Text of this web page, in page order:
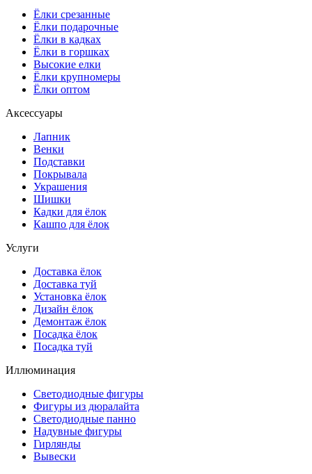
Ёлки срезанные
Ёлки подарочные
Ёлки в кадках
Ёлки в горшках
Высокие елки
Ёлки крупномеры
Ёлки оптом
Аксессуары
Лапник
Венки
Подставки
Покрывала
Украшения
Шишки
Кадки для ёлок
Кашпо для ёлок
Услуги
Доставка ёлок
Доставка туй
Установка ёлок
Дизайн ёлок
Демонтаж ёлок
Посадка ёлок
Посадка туй
Иллюминация
Светодиодные фигуры
Фигуры из дюралайта
Светодиодные панно
Надувные фигуры
Гирлянды
Вывески